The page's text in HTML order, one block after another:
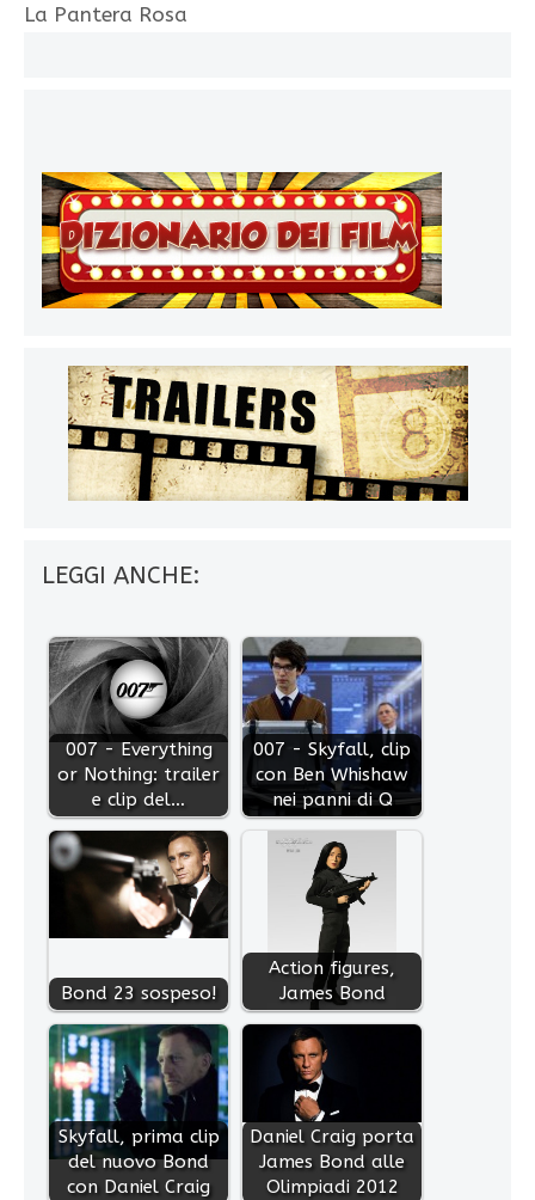
La Pantera Rosa
LEGGI ANCHE:
007 - Everything
or Nothing: trailer
e clip del…
007 - Skyfall, clip
con Ben Whishaw
nei panni di Q
Bond 23 sospeso!
Action figures,
James Bond
Skyfall, prima clip
del nuovo Bond
con Daniel Craig
Daniel Craig porta
James Bond alle
Olimpiadi 2012